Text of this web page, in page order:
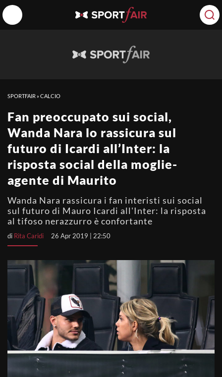
SPORTFAIR »CALCIO
Fan preoccupato sui social,
Wanda Nara lo rassicura sul
futuro di Icardi all’Inter: la
risposta social della moglie-
agente di Maurito
Wanda Nara rassicura i fan interisti sui social
sul futuro di Mauro Icardi all'Inter: la risposta
al tifoso nerazzurro è confortante
di Rita Caridi 26 Apr 2019 | 22:50